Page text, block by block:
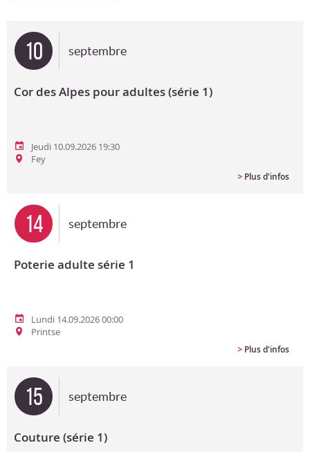
Programme en PDF
10 septembre
Cor des Alpes pour adultes (série 1)
Jeudi 10.09.2026 19:30
Fey
> Plus d'infos
14 septembre
Poterie adulte série 1
Lundi 14.09.2026 00:00
Printse
> Plus d'infos
15 septembre
Couture (série 1)